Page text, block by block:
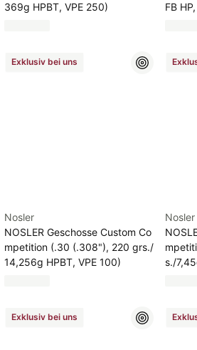
369g HPBT, VPE 250)
FB
Exklusiv bei uns
Nosler
NOSLER Geschosse Custom Co
mpetition (.30 (.308"), 220 grs./
14,256g HPBT, VPE 100)
Nosler
s./
Exklusiv bei uns